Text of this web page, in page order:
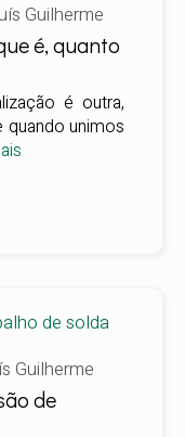
é, quanto
Guilherme
é outra,
unimos
de
Guilherme